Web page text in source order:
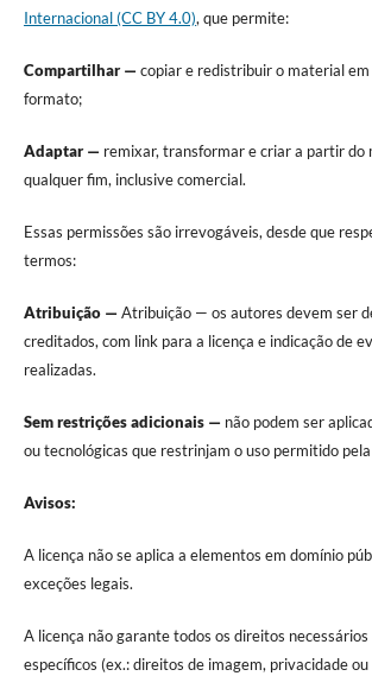
Internacional (CC BY 4.0), que permite:
Compartilhar — copiar e redistribuir o material
formato;
Adaptar — remixar, transformar e criar a partir do
qualquer fim, inclusive comercial.
Essas permissões são irrevogáveis, desde que
termos:
Atribuição — Atribuição — os autores devem ser
creditados, com link para a licença e indicação de
realizadas.
Sem restrições adicionais — não podem ser
ou tecnológicas que restrinjam o uso permitido pela
Avisos:
A licença não se aplica a elementos em domínio
exceções legais.
A licença não garante todos os direitos necessários
específicos (ex.: direitos de imagem, privacidade ou